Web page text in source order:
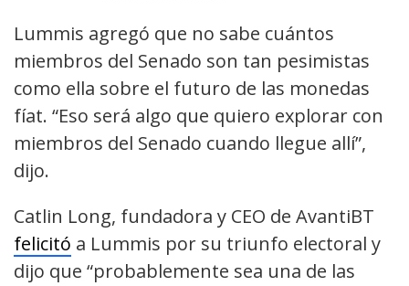
Lummis agregó que no sabe cuántos
miembros del Senado son tan pesimistas
como ella sobre el futuro de las monedas
fíat. “Eso será algo que quiero explorar con
miembros del Senado cuando llegue allí”,
dijo.
Catlin Long, fundadora y CEO de AvantiBT
felicitó a Lummis por su triunfo electoral y
dijo que “probablemente sea una de las